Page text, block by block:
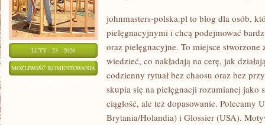
LUTY - 23 - 2026
MOŻLIWOŚĆ KOMENTOWANIA
BRYTANIA/HOLANDIA)
johnmasters-polska.pl to blog dla osób,
pielęgnacyjnymi i chcą podejmować
oraz pielęgnacyjne. To miejsce
wiedzieć, co nakładają na cerę, jak
codzienny rytuał bez chaosu oraz bez
skupia się na pielęgnacji rozumianej jako
ciągłość, ale też dopasowanie. Polecamy
Brytania/Holandia) i Glossier (USA).